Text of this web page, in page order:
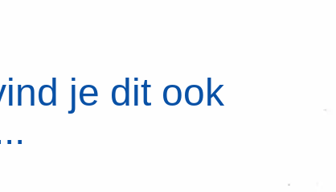
je dit ook